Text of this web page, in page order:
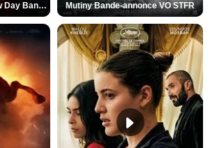
Spider-Man: Brand New Day Bande-annonce VO STFR Mutiny Bande-annonce VO STFR